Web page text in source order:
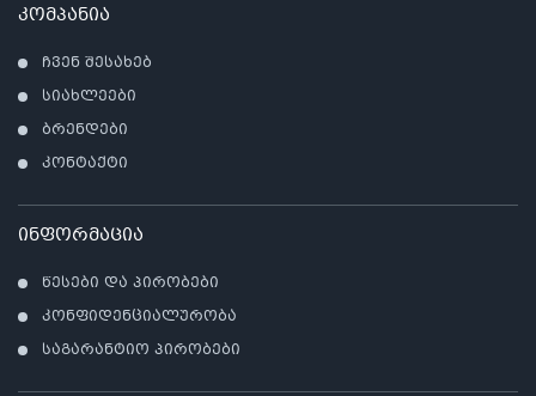
კომპანია
ჩვენ შესახებ
სიახლეები
ბრენდები
კონტაქტი
ინფორმაცია
წესები და პირობები
კონფიდენციალურობა
საგარანტიო პირობები